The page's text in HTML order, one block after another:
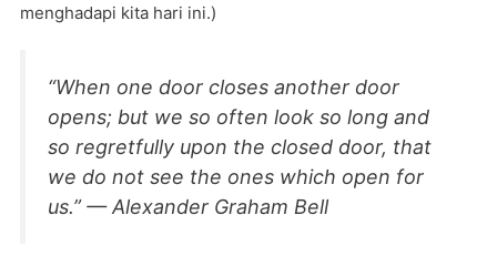
menghadapi kita hari ini.)
“When one door closes another door
opens; but we so often look so long and
so regretfully upon the closed door, that
we do not see the ones which open for
us.” — Alexander Graham Bell